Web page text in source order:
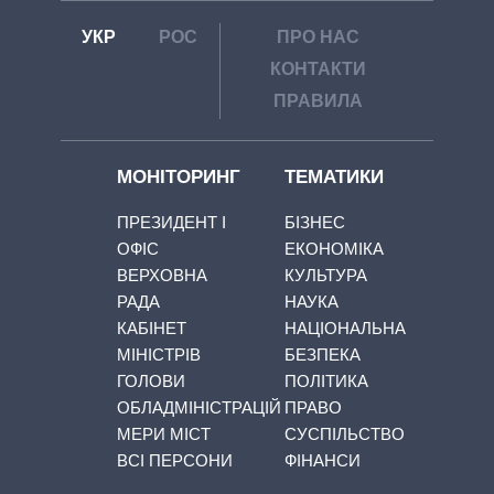
УКР РОС
ПРО НАС
КОНТАКТИ
ПРАВИЛА
МОНІТОРИНГ
ПРЕЗИДЕНТ І
ОФІС
ВЕРХОВНА
РАДА
КАБІНЕТ
МІНІСТРІВ
ГОЛОВИ
ОБЛАДМІНІСТРАЦІЙ
МЕРИ МІСТ
ВСІ ПЕРСОНИ
ТЕМАТИКИ
БІЗНЕС
ЕКОНОМІКА
КУЛЬТУРА
НАУКА
НАЦІОНАЛЬНА
БЕЗПЕКА
ПОЛІТИКА
ПРАВО
СУСПІЛЬСТВО
ФІНАНСИ